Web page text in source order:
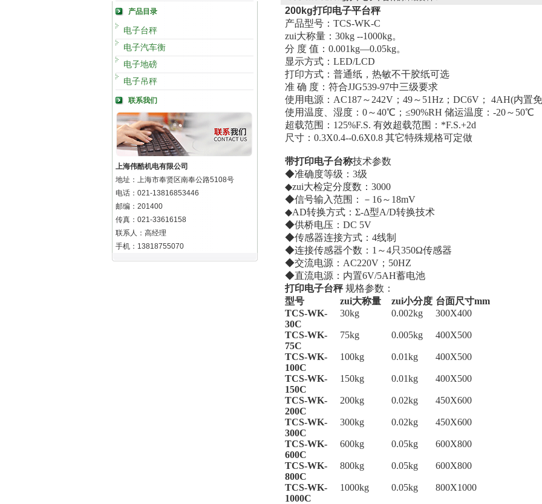
产品目录
电子台秤
电子汽车衡
电子地磅
电子吊秤
联系我们
上海伟酷机电有限公司
地址：上海市奉贤区南奉公路5108号
电话：021-13816853446
邮编：201400
传真：021-33616158
联系人：高经理
手机：13818755070
200kg打印电子平台秤
产品型号：TCS-WK-C
zui大称量：30kg --1000kg。
分 度 值：0.001kg—0.05kg。
显示方式：LED/LCD
打印方式：普通纸，热敏不干胶纸可选
准 确 度：符合JJG539-97中三级要求
使用电源：AC187～242V；49～51Hz；DC6V； 4AH(内置
使用温度、湿度：0～40℃；≤90%RH 储运温度：-20～50℃
超载范围：125%F.S. 有效超载范围：*F.S.+2d
尺寸：0.3X0.4--0.6X0.8 其它特殊规格可定做
带打印电子台称技术参数
◆准确度等级：3级
◆zui大检定分度数：3000
◆信号输入范围：－16～18mV
◆AD转换方式：Σ-Δ型A/D转换技术
◆供桥电压：DC 5V
◆传感器连接方式：4线制
◆连接传感器个数：1～4只350Ω传感器
◆交流电源：AC220V；50HZ
◆直流电源：内置6V/5AH蓄电池
打印电子台秤规格参数：
型号
zui大称量 zui小分度 台面尺寸mm
TCS-WK-
30C
30kg 0.002kg 300X400
TCS-WK-
75C
75kg 0.005kg 400X500
TCS-WK-
100C
100kg 0.01kg 400X500
TCS-WK-
150C
150kg 0.01kg 400X500
TCS-WK-
200C
200kg 0.02kg 450X600
TCS-WK-
300C
300kg 0.02kg 450X600
TCS-WK-
600C
600kg 0.05kg 600X800
TCS-WK-
800C
800kg 0.05kg 600X800
TCS-WK-
1000C
1000kg 0.05kg 800X1000